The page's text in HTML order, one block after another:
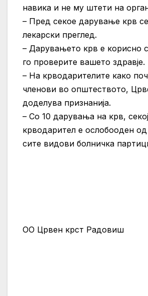
навика и не му штети на
– Пред секое дарување крв
лекарски преглед.
– Дарувањето крв е корисно
го проверите вашето здравје.
– На крводарителите како
членови во општеството,
доделува признанија.
– Со 10 дарувања на крв, секој
крводарител е ослобооден
сите видови болничка
ОО Црвен крст Радовиш